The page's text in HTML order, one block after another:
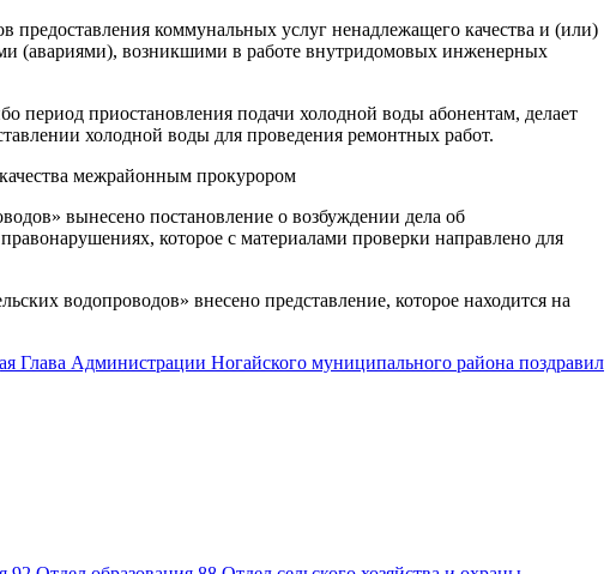
коммунальных услуг ненадлежащего качества и (или)
(авариями), возникшими в работе внутридомовых инженерных
период приостановления подачи холодной воды абонентам, делает
холодной воды для проведения ремонтных работ.
межрайонным прокурором
вынесено постановление о возбуждении дела об
которое с материалами проверки направлено для
водопроводов» внесено представление, которое находится на
Глава Администрации Ногайского муниципального района поздравил